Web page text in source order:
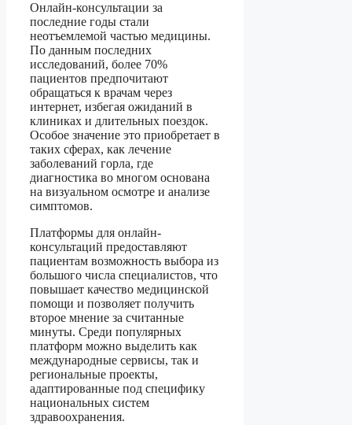
Онлайн-консультации за
последние годы стали
неотъемлемой частью медицины.
По данным последних
исследований, более 70%
пациентов предпочитают
обращаться к врачам через
интернет, избегая ожиданий в
клиниках и длительных поездок.
Особое значение это приобретает в
таких сферах, как лечение
заболеваний горла, где
диагностика во многом основана
на визуальном осмотре и анализе
симптомов.
Платформы для онлайн-
консультаций предоставляют
пациентам возможность выбора из
большого числа специалистов, что
повышает качество медицинской
помощи и позволяет получить
второе мнение за считанные
минуты. Среди популярных
платформ можно выделить как
международные сервисы, так и
региональные проекты,
адаптированные под специфику
национальных систем
здравоохранения.